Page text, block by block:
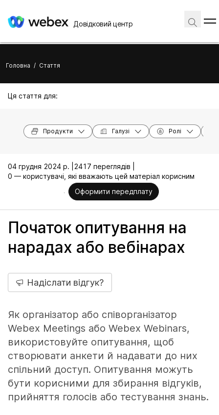
Довідковий центр
Головна / Стаття
Ця стаття для:
Продукти Галузі Ролі
04 грудня 2024 р. |
2417 переглядів |
0 — користувачі, які вважають цей матеріал корисним
Оформити передплату
Початок опитування на
нарадах або вебінарах
Надіслати відгук?
Як організатор або співорганізатор
Webex Meetings або Webex Webinars,
використовуйте опитування, щоб
створювати анкети й надавати до них
спільний доступ. Опитування можуть
бути корисними для збирання відгуків,
прийняття голосів або тестування знань.